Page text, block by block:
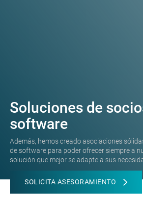
Soluciones de
software
Además, hemos creado asociaciones
de software para poder ofrecer siempre a
solución que mejor se adapte a sus
SOLICITA ASESORAMIENTO